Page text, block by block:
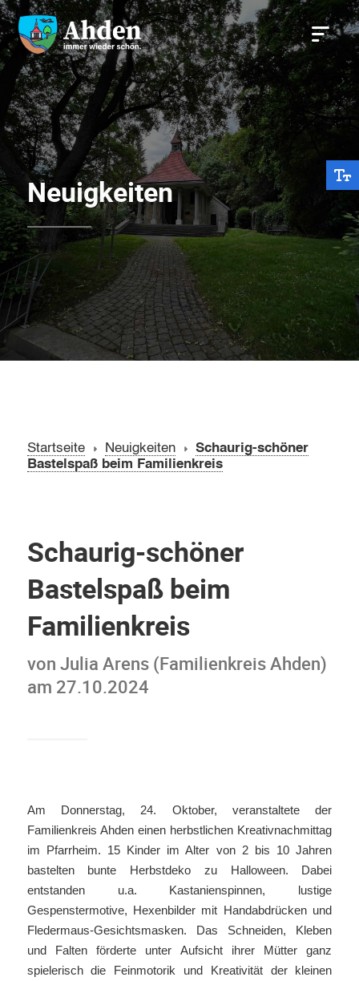
Neuigkeiten
Startseite Neuigkeiten
Schaurig-schöner
Bastelspaß beim Familienkreis
Schaurig-schöner
Bastelspaß beim
Familienkreis
von Julia Arens (Familienkreis Ahden)
am 27.10.2024
Am Donnerstag, 24. Oktober, veranstaltete der
Familienkreis Ahden einen herbstlichen Kreativnachmittag
im Pfarrheim. 15 Kinder im Alter von 2 bis 10 Jahren
bastelten bunte Herbstdeko zu Halloween. Dabei
entstanden u.a. Kastanienspinnen, lustige
Gespenstermotive, Hexenbilder mit Handabdrücken und
Fledermaus-Gesichtsmasken. Das Schneiden, Kleben
und Falten förderte unter Aufsicht ihrer Mütter ganz
spielerisch die Feinmotorik und Kreativität der kleinen